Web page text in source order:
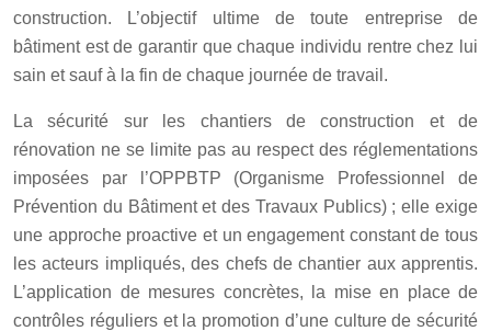
construction. L’objectif ultime de toute entreprise de
bâtiment est de garantir que chaque individu rentre chez lui
sain et sauf à la fin de chaque journée de travail.
La sécurité sur les chantiers de construction et de
rénovation ne se limite pas au respect des réglementations
imposées par l’OPPBTP (Organisme Professionnel de
Prévention du Bâtiment et des Travaux Publics) ; elle exige
une approche proactive et un engagement constant de tous
les acteurs impliqués, des chefs de chantier aux apprentis.
L’application de mesures concrètes, la mise en place de
contrôles réguliers et la promotion d’une culture de sécurité